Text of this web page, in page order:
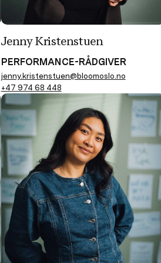
Jenny Kristenstuen
PERFORMANCE-RÅDGIVER
jenny.kristenstuen@bloomoslo.no
+47 974 68 448